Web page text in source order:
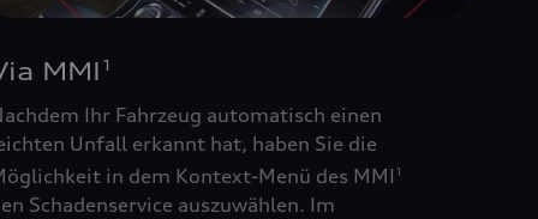
MMI 1
Ihr Fahrzeug automatisch einen
Unfall erkannt hat, haben Sie die
in dem Kontext-Menü des MMI 1
Schadenservice auszuwählen. Im